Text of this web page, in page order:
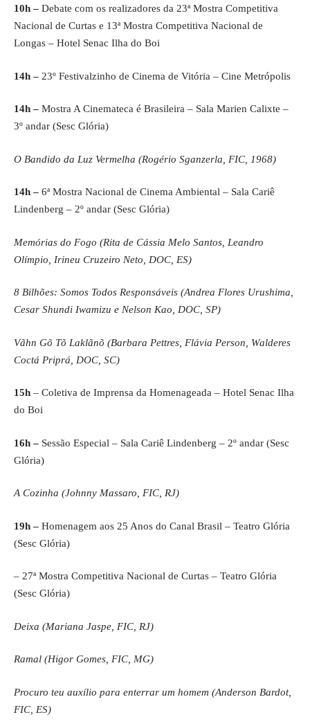
10h – Debate com os realizadores da 23ª Mostra Competitiva
Nacional de Curtas e 13ª Mostra Competitiva Nacional de
Longas – Hotel Senac Ilha do Boi
14h – 23º Festivalzinho de Cinema de Vitória – Cine Metrópolis
14h – Mostra A Cinemateca é Brasileira – Sala Marien Calixte –
3º andar (Sesc Glória)
O Bandido da Luz Vermelha (Rogério Sganzerla, FIC, 1968)
14h – 6ª Mostra Nacional de Cinema Ambiental – Sala Cariê
Lindenberg – 2º andar (Sesc Glória)
Memórias do Fogo (Rita de Cássia Melo Santos, Leandro
Olímpio, Irineu Cruzeiro Neto, DOC, ES)
8 Bilhões: Somos Todos Responsáveis (Andrea Flores Urushima,
Cesar Shundi Iwamizu e Nelson Kao, DOC, SP)
Vãhn Gõ Tõ Laklãnõ (Barbara Pettres, Flávia Person, Walderes
Coctá Priprá, DOC, SC)
15h – Coletiva de Imprensa da Homenageada – Hotel Senac Ilha
do Boi
16h – Sessão Especial – Sala Cariê Lindenberg – 2º andar (Sesc
Glória)
A Cozinha (Johnny Massaro, FIC, RJ)
19h – Homenagem aos 25 Anos do Canal Brasil – Teatro Glória
(Sesc Glória)
– 27ª Mostra Competitiva Nacional de Curtas – Teatro Glória
(Sesc Glória)
Deixa (Mariana Jaspe, FIC, RJ)
Ramal (Higor Gomes, FIC, MG)
Procuro teu auxílio para enterrar um homem (Anderson Bardot,
FIC, ES)